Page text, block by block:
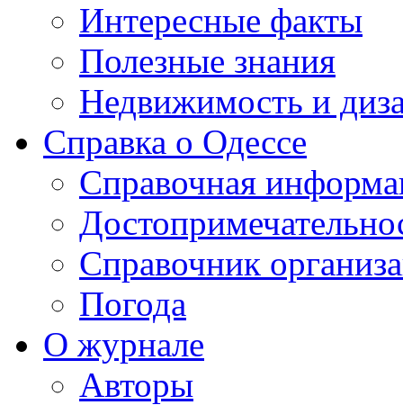
Интересные факты
Полезные знания
Недвижимость и
Справка о Одессе
Справочная
Справочник
Погода
О журнале
Авторы